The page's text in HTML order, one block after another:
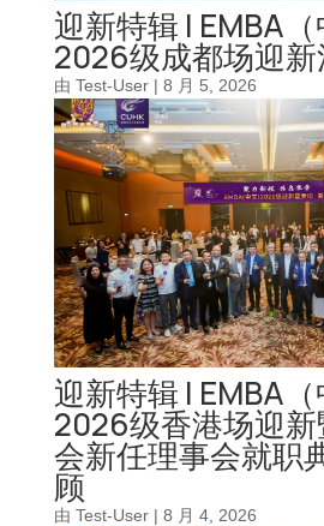
迎新特辑 | EMBA（
2026级成都场迎
由 Test-User| 8 月 5, 2026
迎新特辑 | EMBA（
2026级香港场迎
会新任理事会就职
顾
由 Test-User| 8 月 4, 2026